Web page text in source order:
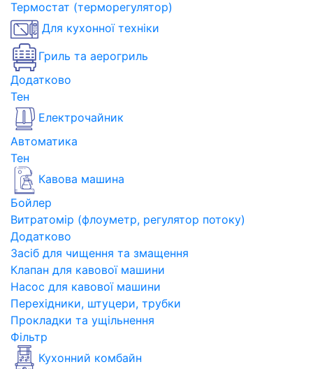
Термостат (терморегулятор)
Для кухонної техніки
Гриль та аерогриль
Додатково
Тен
Електрочайник
Автоматика
Тен
Кавова машина
Бойлер
Витратомір (флоуметр, регулятор потоку)
Додатково
Засіб для чищення та змащення
Клапан для кавової машини
Насос для кавової машини
Перехідники, штуцери, трубки
Прокладки та ущільнення
Фільтр
Кухонний комбайн